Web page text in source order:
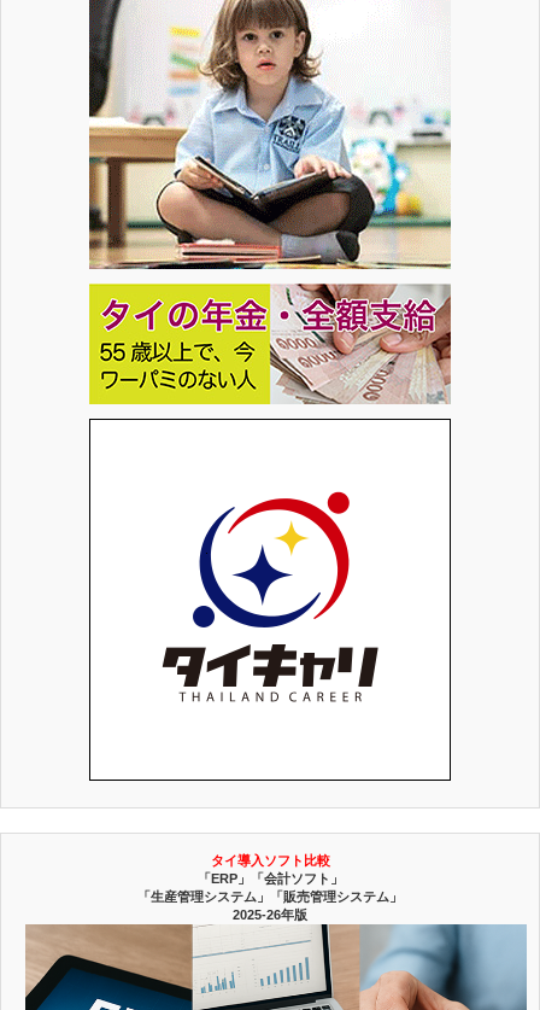
タイ導入ソフト比較
「ERP」「会計ソフト」
「生産管理システム」「販売管理システム」
2025-26年版